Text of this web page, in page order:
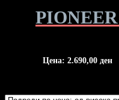
Цена: 2.690,00 ден